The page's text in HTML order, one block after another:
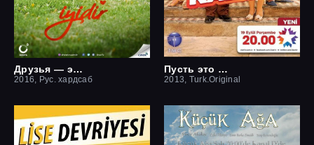
Друзья — это хорошо
2016, Рус. хардсаб
Пусть это останется между нами
2013, Turk.Original